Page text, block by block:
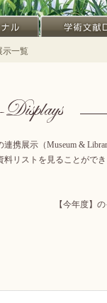
示一覧
携展示（Museum &
料リストを見ることがで
【今年度